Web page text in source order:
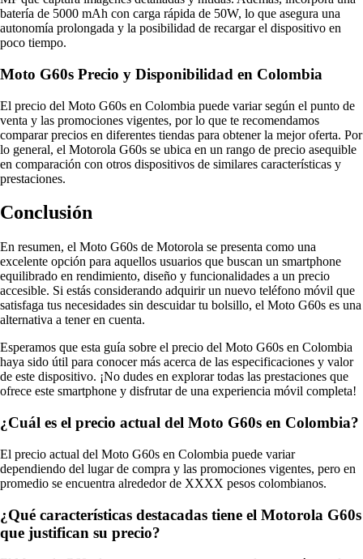
batería de 5000 mAh con carga rápida de 50W, lo que asegura una
autonomía prolongada y la posibilidad de recargar el dispositivo en
poco tiempo.
Moto G60s Precio y Disponibilidad en Colombia
El precio del Moto G60s en Colombia puede variar según el punto de
venta y las promociones vigentes, por lo que te recomendamos
comparar precios en diferentes tiendas para obtener la mejor oferta. Por
lo general, el Motorola G60s se ubica en un rango de precio asequible
en comparación con otros dispositivos de similares características y
prestaciones.
Conclusión
En resumen, el Moto G60s de Motorola se presenta como una
excelente opción para aquellos usuarios que buscan un smartphone
equilibrado en rendimiento, diseño y funcionalidades a un precio
accesible. Si estás considerando adquirir un nuevo teléfono móvil que
satisfaga tus necesidades sin descuidar tu bolsillo, el Moto G60s es una
alternativa a tener en cuenta.
Esperamos que esta guía sobre el precio del Moto G60s en Colombia
haya sido útil para conocer más acerca de las especificaciones y valor
de este dispositivo. ¡No dudes en explorar todas las prestaciones que
ofrece este smartphone y disfrutar de una experiencia móvil completa!
¿Cuál es el precio actual del Moto G60s en Colombia?
El precio actual del Moto G60s en Colombia puede variar
dependiendo del lugar de compra y las promociones vigentes, pero en
promedio se encuentra alrededor de XXXX pesos colombianos.
¿Qué características destacadas tiene el Motorola G60s
que justifican su precio?